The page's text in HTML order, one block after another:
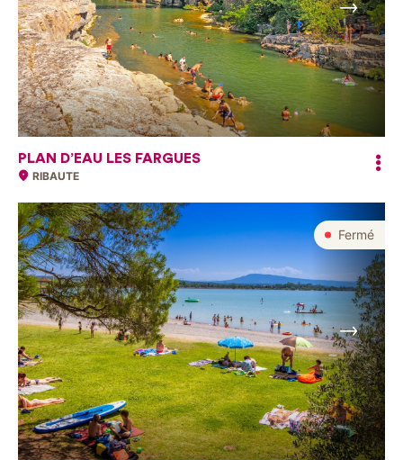
Suivant
PLAN D’EAU LES FARGUES
RIBAUTE
Fermé
Suivant